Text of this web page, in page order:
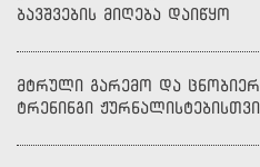
ბავშვების მიღება დაიწყო
მტრული გარემო და
ტრენინგი